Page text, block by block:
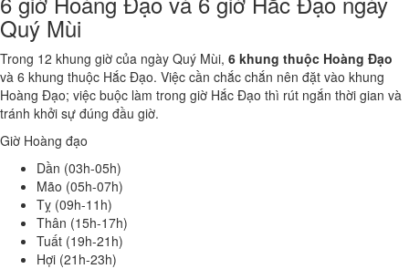
Quý Mùi
Trong 12 khung giờ của ngày Quý Mùi, 6 khung thuộc Hoàng Đạo
và 6 khung thuộc Hắc Đạo. Việc cần chắc chắn nên đặt vào khung
Hoàng Đạo; việc buộc làm trong giờ Hắc Đạo thì rút ngắn thời gian và
tránh khởi sự đúng đầu giờ.
Giờ Hoàng đạo
Dần (03h-05h)
Mão (05h-07h)
Tỵ (09h-11h)
Thân (15h-17h)
Tuất (19h-21h)
Hợi (21h-23h)